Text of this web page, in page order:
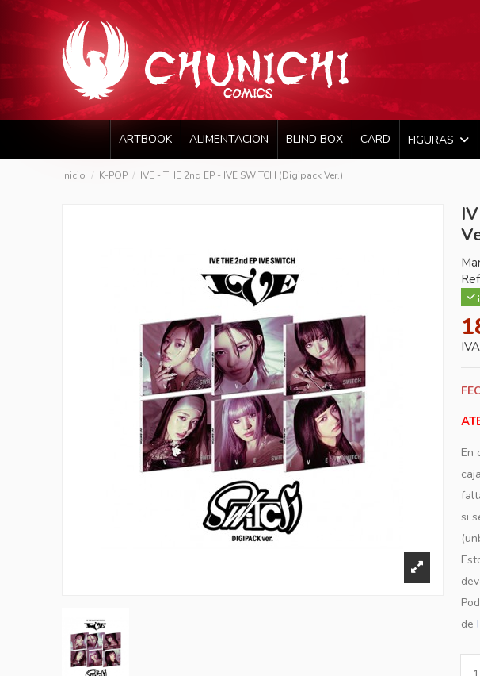
ARTBOOK ALIMENTACION BLIND BOX CARD FIGURAS
Inicio K-POP IVE - THE 2nd EP - IVE SWITCH (Digipack Ver.)
En
si
de